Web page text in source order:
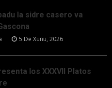
la sidre casero va
5 De Xunu, 2026
los XXXVII Platos